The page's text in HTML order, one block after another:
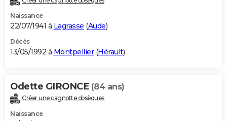
Naissance
22/07/1941 à Lagrasse (Aude)
Décès
13/05/1992 à Montpellier(Hérault)
Odette GIRONCE (84 ans)
Créer une cagnotte obsèques
Naissance